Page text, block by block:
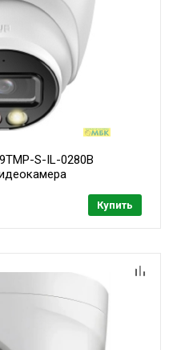
S-IL-0280B
микрофон, ИК 30м, LED
Купить